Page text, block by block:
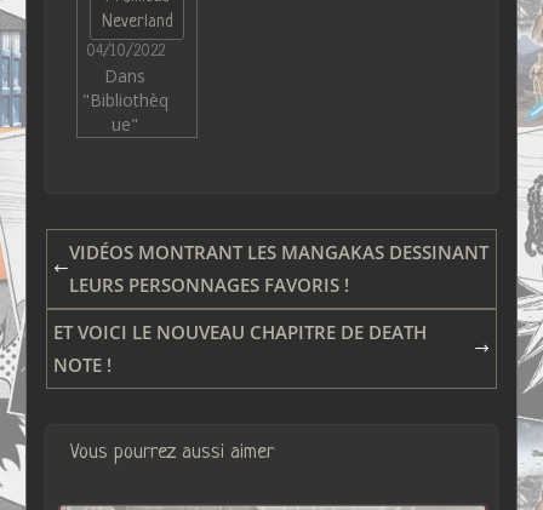
Neverland
04/10/2022
Dans
"Bibliothèq
ue"
VIDÉOS MONTRANT LES MANGAKAS DESSINANT
LEURS PERSONNAGES FAVORIS !
ET VOICI LE NOUVEAU CHAPITRE DE DEATH
NOTE !
Vous pourrez aussi aimer